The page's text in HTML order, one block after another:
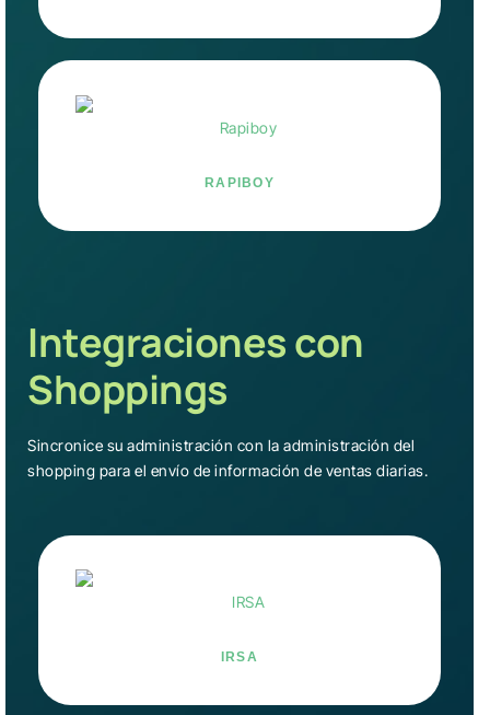
RAPIBOY
Integraciones con
Shoppings
Sincronice su administración con la administración del
shopping para el envío de información de ventas diarias.
IRSA